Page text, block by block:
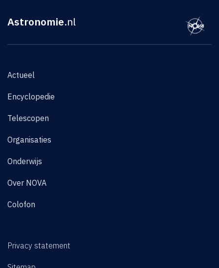
Astronomie.nl
Actueel
Encyclopedie
Telescopen
Organisaties
Onderwijs
Over NOVA
Colofon
Privacy statement